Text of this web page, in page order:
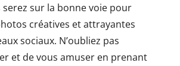
serez sur la bonne voie pour
créatives et attrayantes
sociaux. N’oubliez pas
et de vous amuser en prenant